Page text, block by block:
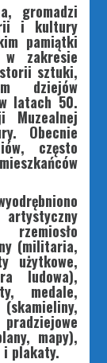
gromadzi
i kultury
pamiątki
w zakresie
sztuki,
dziejów
latach 50.
Muzealnej
Obecnie
często
(militaria,
użytkowe,
ludowa),
medale,
mapy),
plakaty.